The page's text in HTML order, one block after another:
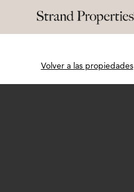
Volver a las propiedades